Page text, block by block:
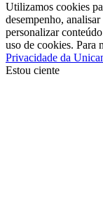
Utilizamos cookies
desempenho,
personalizar
uso de cookies. Para
Privacidade da
Estou ciente